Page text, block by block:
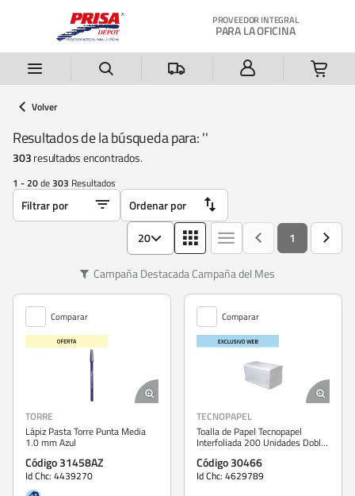
PROVEEDOR INTEGRAL
PARA LA OFICINA
Volver
Resultados de la búsqueda para: ''
303resultados encontrados.
1 - 20de303 Resultados
20 1
Campaña DestacadaCampaña del Mes
Comparar
TORRE
Lápiz Pasta Torre Punta Media
1.0 mm Azul
Código 31458AZ
Id Chc: 4439270
Comparar
TECNOPAPEL
Toalla de Papel Tecnopapel
Interfoliada 200 Unidades Doble
Código 30466
Id Chc: 4629789